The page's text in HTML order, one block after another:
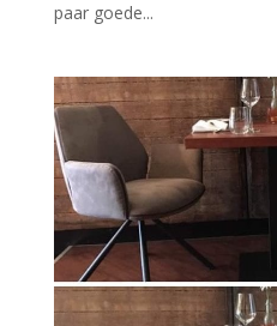
paar goede...